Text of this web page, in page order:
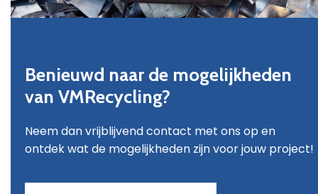
Benieuwd naar de mogelijkheden
van VMRecycling?
Neem dan vrijblijvend contact met ons op en
ontdek wat de mogelijkheden zijn voor jouw project!